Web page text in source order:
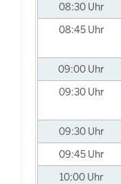
08:30 Uhr
08:45 Uhr
09:00 Uhr
09:30 Uhr
09:30 Uhr
09:45 Uhr
10:00 Uhr